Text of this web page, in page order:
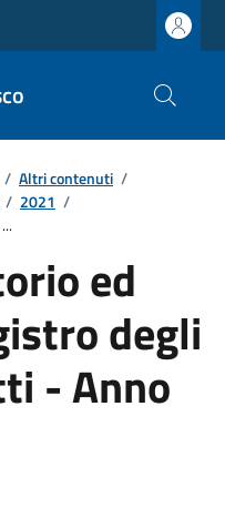
/ Altri contenuti /
/ 2021 /
ed
degli
- Anno